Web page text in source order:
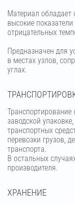
Материал обладает
высокие
отрицательных
Предназначен для
в местах узлов,
углах.
Транспортирование
заводской
транспортных
перевозки грузов,
транспорта.
В остальных
производителя.
ХРАНЕНИЕ